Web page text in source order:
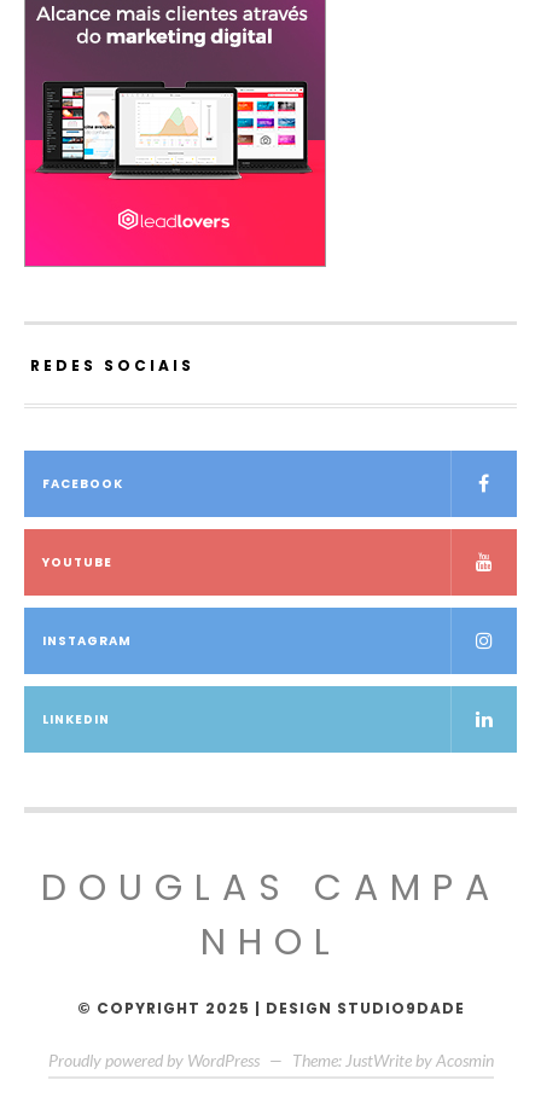
REDES SOCIAIS
FACEBOOK
YOUTUBE
INSTAGRAM
LINKEDIN
DOUGLAS CAMPA
NHOL
© COPYRIGHT 2025 | DESIGN STUDIO9DADE
Proudly powered by WordPress — Theme: JustWrite by Acosmin